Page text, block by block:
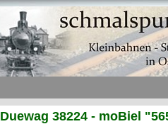
Duewag 38224 - moBiel